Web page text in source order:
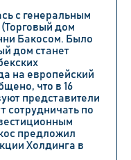
с генеральным
(Торговый дом
Бакосом. Было
дом станет
на европейский
что в 16
представители
сотрудничать по
предложил
Холдинга в